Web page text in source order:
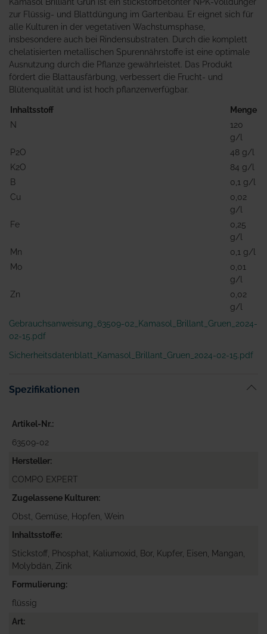
Kamasol Brilliant Grün ist ein stickstoffbetonter NPK-Volldünger
zur Flüssig- und Blattdüngung im Gartenbau. Er eignet sich für
alle Kulturen in der vegetativen Wachstumsphase,
insbesondere auch bei Rindensubstraten. Durch die komplett
chelatisierten metallischen Spurennährstoffe ist eine optimale
Ausnutzung durch die Pflanze gewährleistet. Das Produkt
fördert die Blattausfärbung, verbessert die Frucht- und
Blütenqualität und ist hoch pflanzenverfügbar.
Inhaltsstoff
Menge
N
120
g/l
P2O
48 g/l
K2O
84 g/l
B
0,1 g/l
Cu
0,02
g/l
Fe
0,25
g/l
Mn
0,1 g/l
Mo
0,01
g/l
Zn
0,02
g/l
Gebrauchsanweisung_63509-02_Kamasol_Brillant_Gruen_2024-
02-15.pdf
Sicherheitsdatenblatt_Kamasol_Brillant_Gruen_2024-02-15.pdf
Spezifikationen
Artikel-Nr.
63509-02
Hersteller
COMPO EXPERT
Zugelassene Kulturen
Obst, Gemüse, Hopfen, Wein
Inhaltsstoffe
Stickstoff, Phosphat, Kaliumoxid, Bor, Kupfer, Eisen, Mangan,
Molybdän, Zink
Formulierung
flüssig
Art